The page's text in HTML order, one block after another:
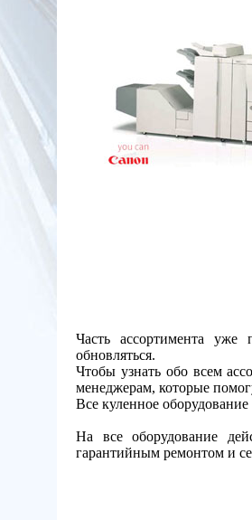
Часть ассортимента уже
обновляться.
Чтобы узнать обо всем
менеджерам, которые
Все куленное
На все оборудование
гарантийным ремонтом и